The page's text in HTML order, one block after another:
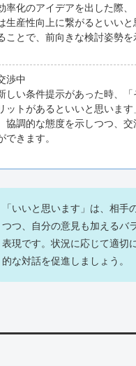
率化のアイデアを出した際、
生産性向上に繋がるといいと
ことで、前向きな検討姿勢を
渉中
しい条件提示があった時、「
ットがあるといいと思います
協調的な態度を示しつつ、交
できます。
「いいと思います」は、相手
つつ、自分の意見も加えるバ
表現です。状況に応じて適切
的な対話を促進しましょう。